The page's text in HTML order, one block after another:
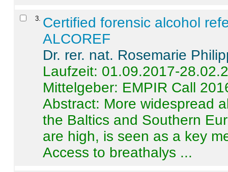
3 Certified forensic alcohol
ALCOREF
Dr. rer. nat. Rosemarie
Laufzeit: 01.09.2017-
Mittelgeber: EMPIR Call
Abstract: More widespread
the Baltics and Southern
are high, is seen as a key
Access to breathalys ...